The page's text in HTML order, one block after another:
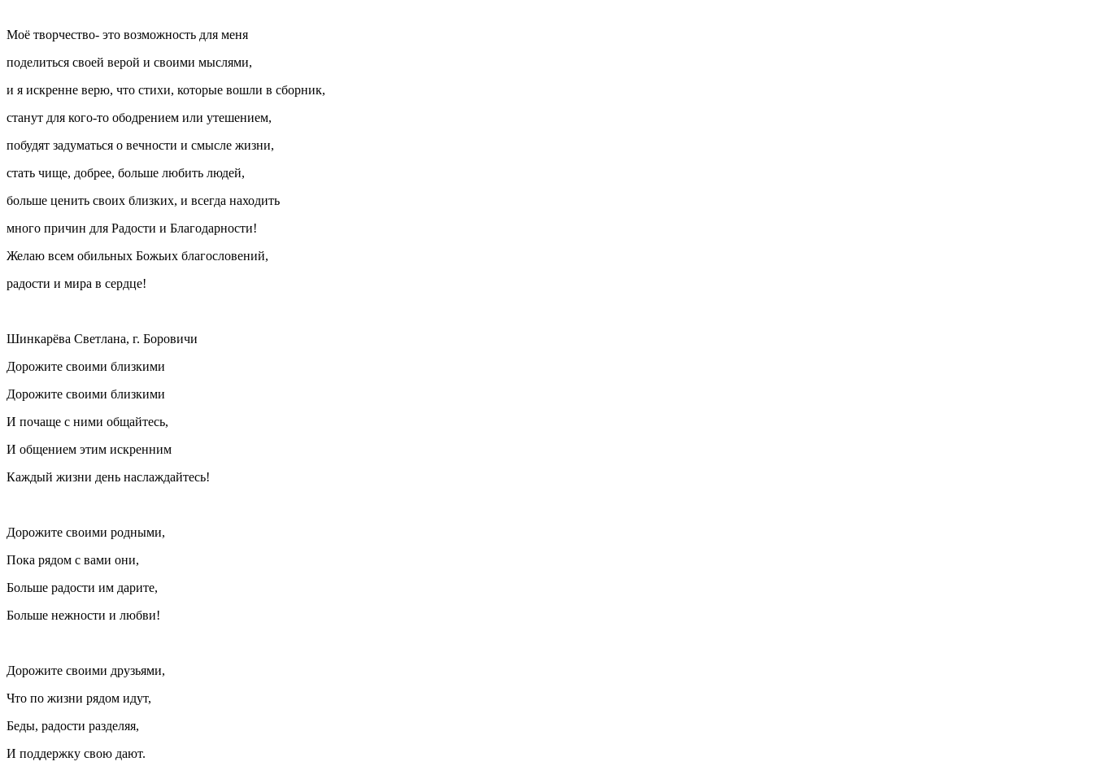
Моё творчество- это возможность для меня
поделиться своей верой и своими мыслями,
и я искренне верю, что стихи, которые вошли в сборник,
станут для кого-то ободрением или утешением,
побудят задуматься о вечности и смысле жизни,
стать чище, добрее, больше любить людей,
больше ценить своих близких, и всегда находить
много причин для Радости и Благодарности!
Желаю всем обильных Божьих благословений,
радости и мира в сердце!
Шинкарёва Светлана, г. Боровичи
Дорожите своими близкими
Дорожите своими близкими
И почаще с ними общайтесь,
И общением этим искренним
Каждый жизни день наслаждайтесь!
Дорожите своими родными,
Пока рядом с вами они,
Больше радости им дарите,
Больше нежности и любви!
Дорожите своими друзьями,
Что по жизни рядом идут,
Беды, радости разделяя,
И поддержку свою дают.